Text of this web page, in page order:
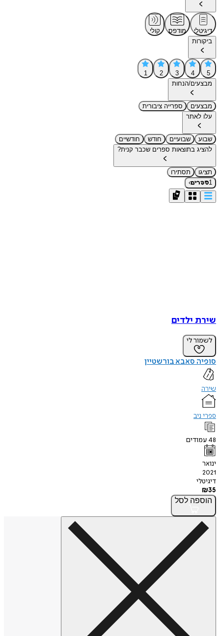
דיגיטלי מודפס
קולי
ביקורות
5
4
3
2
1
מבצעים/הנחות
מבצעים
ספרייה ציבורית
עלו לאתר
שבוע שבועיים חודש
חודשיים
להציג בתוצאות ספרים שכבר קנית?
תציגו
תסתירו
1ספרים›
שירת ילדים
לשמור לי
סופיה סאבא בורשטיין
שירה
ספרי ניב
48 עמודים
ינואר
2021
דיגיטלי
₪35
הוספה לסל